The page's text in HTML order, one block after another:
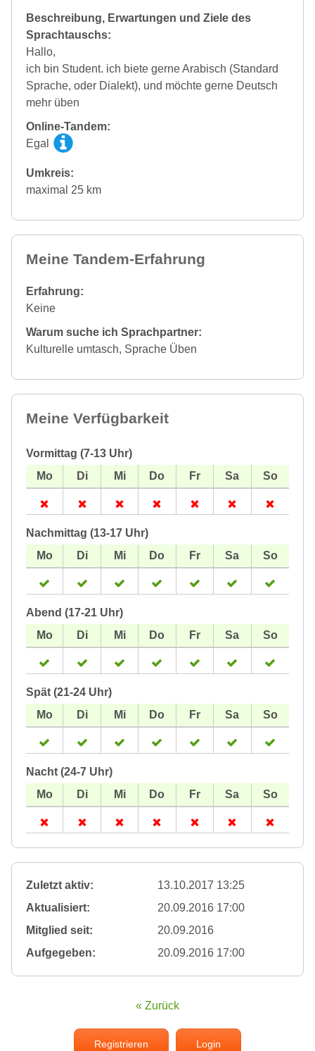
Beschreibung, Erwartungen und Ziele des
Sprachtauschs:
Hallo,
ich bin Student. ich biete gerne Arabisch (Standard
Sprache, oder Dialekt), und möchte gerne Deutsch
mehr üben
Online-Tandem:
Egal
Umkreis:
maximal 25 km
Meine Tandem-Erfahrung
Erfahrung:
Keine
Warum suche ich Sprachpartner:
Kulturelle umtasch, Sprache Üben
Meine Verfügbarkeit
Vormittag (7-13 Uhr)
Nachmittag (13-17 Uhr)
Abend (17-21 Uhr)
Spät (21-24 Uhr)
Nacht (24-7 Uhr)
Zuletzt aktiv:
13.10.2017 13:25
Aktualisiert:
20.09.2016 17:00
Mitglied seit:
20.09.2016
Aufgegeben:
20.09.2016 17:00
« Zurück
Registrieren Login